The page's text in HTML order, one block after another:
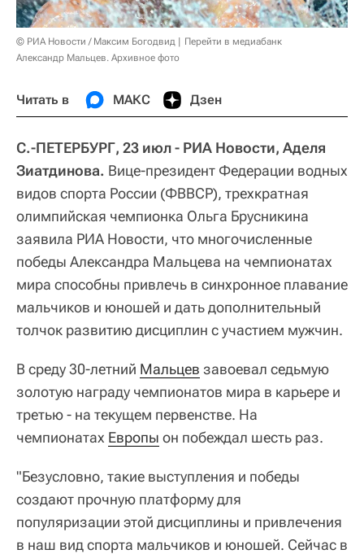
© РИА Новости / Максим Богодвид
Перейти в медиабанк
Александр Мальцев. Архивное фото
Читать в МАКС Дзен
С.-ПЕТЕРБУРГ, 23 июл - РИА Новости, Аделя
Зиатдинова. Вице-президент Федерации водных
видов спорта России (ФВВСР), трехкратная
олимпийская чемпионка Ольга Брусникина
заявила РИА Новости, что многочисленные
победы Александра Мальцева на чемпионатах
мира способны привлечь в синхронное плавание
мальчиков и юношей и дать дополнительный
толчок развитию дисциплин с участием мужчин.
В среду 30-летний Мальцев завоевал седьмую
золотую награду чемпионатов мира в карьере и
третью - на текущем первенстве. На
чемпионатах Европы он побеждал шесть раз.
"Безусловно, такие выступления и победы
создают прочную платформу для
популяризации этой дисциплины и привлечения
в наш вид спорта мальчиков и юношей. Сейчас в